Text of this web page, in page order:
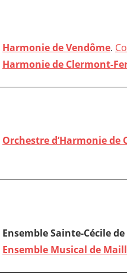
Harmonie de Vendôme.
Harmonie de Clermont-
Orchestre d’Harmonie de
Ensemble Sainte-Cécile
Ensemble Musical de